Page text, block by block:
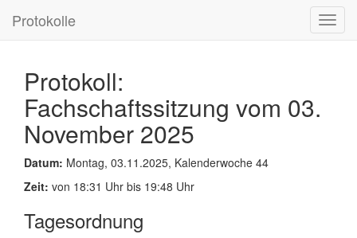
Protokolle
Protokoll:
Fachschaftssitzung vom 03.
November 2025
Datum: Montag, 03.11.2025, Kalenderwoche 44
Zeit: von 18:31 Uhr bis 19:48 Uhr
Tagesordnung